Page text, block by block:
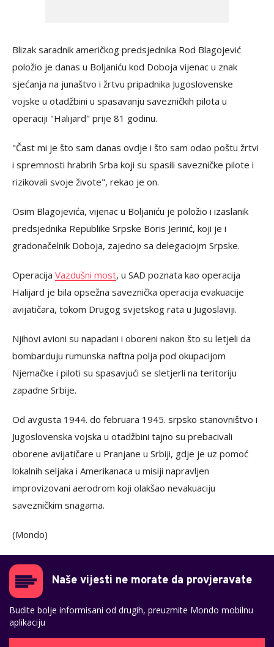
Blizak saradnik američkog predsjednika Rod Blagojević
položio je danas u Boljaniću kod Doboja vijenac u znak
sjećanja na junaštvo i žrtvu pripadnika Jugoslovenske
vojske u otadžbini u spasavanju savezničkih pilota u
operaciji "Halijard" prije 81 godinu.
"Čast mi je što sam danas ovdje i što sam odao poštu žrtvi
i spremnosti hrabrih Srba koji su spasili savezničke pilote i
rizikovali svoje živote", rekao je on.
Osim Blagojevića, vijenac u Boljaniću je položio i izaslanik
predsjednika Republike Srpske Boris Jerinić, koji je i
gradonačelnik Doboja, zajedno sa delegaciojm Srpske.
Operacija Vazdušni most, u SAD poznata kao operacija
Halijard je bila opsežna saveznička operacija evakuacije
avijatičara, tokom Drugog svjetskog rata u Jugoslaviji.
Njihovi avioni su napadani i oboreni nakon što su letjeli da
bombarduju rumunska naftna polja pod okupacijom
Njemačke i piloti su spasavjući se sletjerli na teritoriju
zapadne Srbije.
Od avgusta 1944. do februara 1945. srpsko stanovništvo i
Jugoslovenska vojska u otadžbini tajno su prebacivali
oborene avijatičare u Pranjane u Srbiji, gdje je uz pomoć
lokalnih seljaka i Amerikanaca u misiji napravljen
improvizovani aerodrom koji olakšao nevakuaciju
savezničkim snagama.
(Mondo)
Naše vijesti ne morate da provjeravate
Budite bolje informisani od drugih, preuzmite Mondo mobilnu
aplikaciju